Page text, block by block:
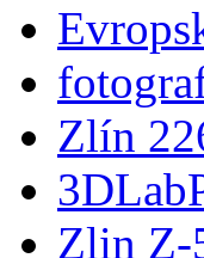
Zlín
Zlin Z-